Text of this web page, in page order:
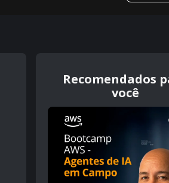
Recomendados
você